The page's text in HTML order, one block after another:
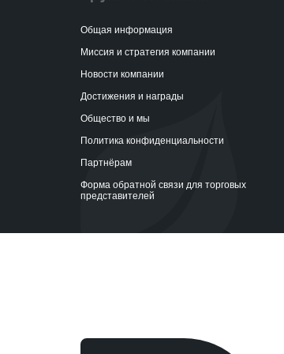
Общая информация
Миссия и стратегия компании
Новости компании
Достижения и награды
Общество и мы
Политика конфиденциальности
Партнёрам
Форма обратной связи для торговых
представителей